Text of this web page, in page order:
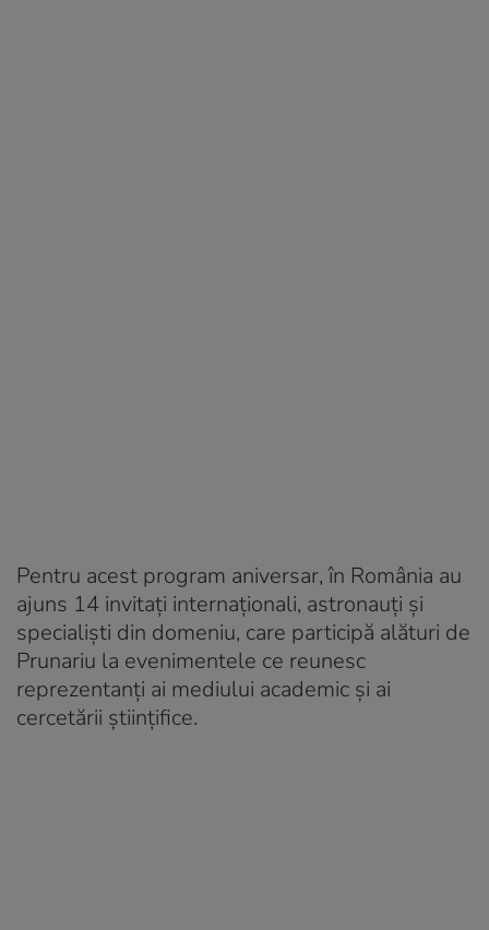
Pentru acest program aniversar, în România au
ajuns 14 invitați internaționali, astronauți și
specialiști din domeniu, care participă alături de
Prunariu la evenimentele ce reunesc
reprezentanți ai mediului academic și ai
cercetării științifice.